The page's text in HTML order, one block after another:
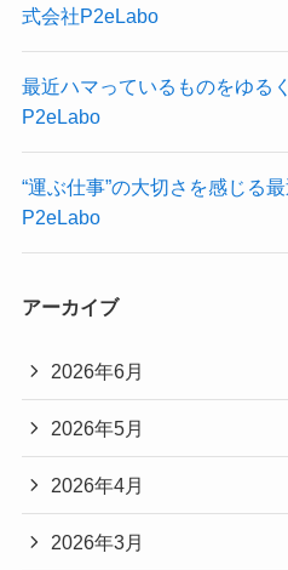
式会社P2eLabo
最近ハマっているものをゆ
P2eLabo
“運ぶ仕事”の大切さを感じる
P2eLabo
アーカイブ
2026年6月
2026年5月
2026年4月
2026年3月